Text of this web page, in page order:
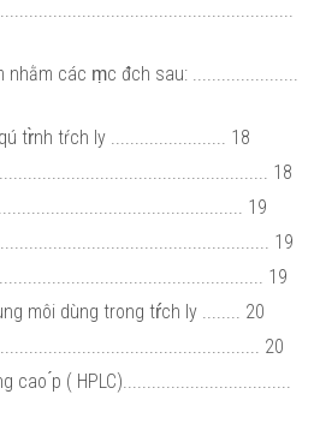
các ṃc đ́ch sau: ......................
tr̀nh tŕch ly ........................ 18
18
19
19
19
môi dùng trong tŕch ly ........ 20
20
́p ( HPLC)...................................